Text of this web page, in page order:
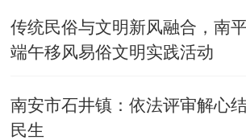
传统民俗与文明新风融合，南
端午移风易俗文明实践活动
南安市石井镇：依法评审解心
民生